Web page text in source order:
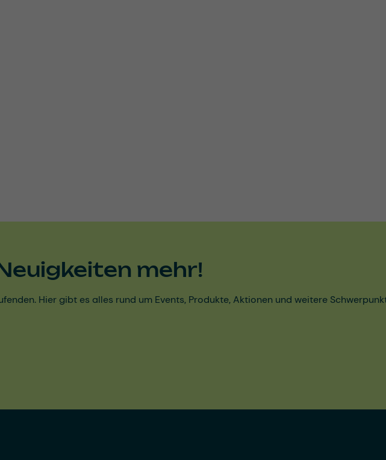
mehr!
Hier gibt es alles rund um Events, Produkte, Aktionen und weitere